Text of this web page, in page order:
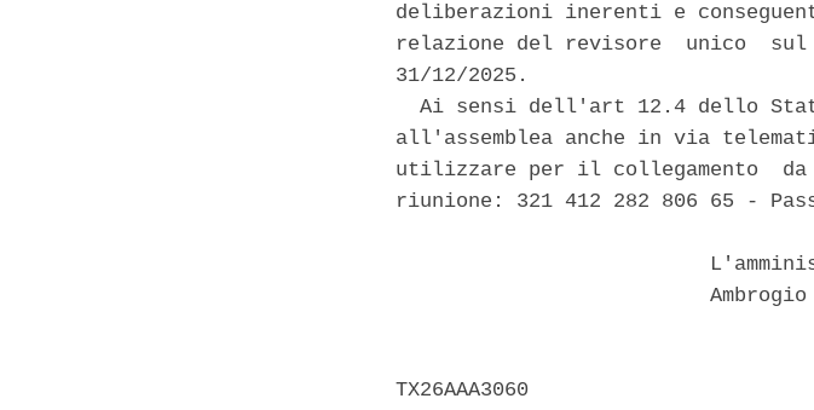
deliberazioni inerenti e
relazione del revisore  unico
31/12/2025.
Ai sensi dell'art 12.4 dello
all'assemblea anche in via
utilizzare per il collegamento  da
riunione: 321 412 282 806 65 -
Ambrogio